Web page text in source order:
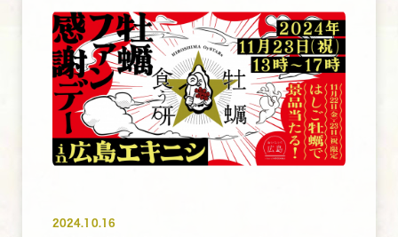
2024.10.16